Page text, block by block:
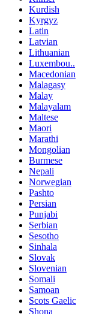
Kurdish
Kyrgyz
Latin
Latvian
Lithuanian
Luxembou..
Macedonian
Malagasy
Malay
Malayalam
Maltese
Maori
Marathi
Mongolian
Burmese
Nepali
Norwegian
Pashto
Persian
Punjabi
Serbian
Sesotho
Sinhala
Slovak
Slovenian
Somali
Samoan
Scots Gaelic
Shona